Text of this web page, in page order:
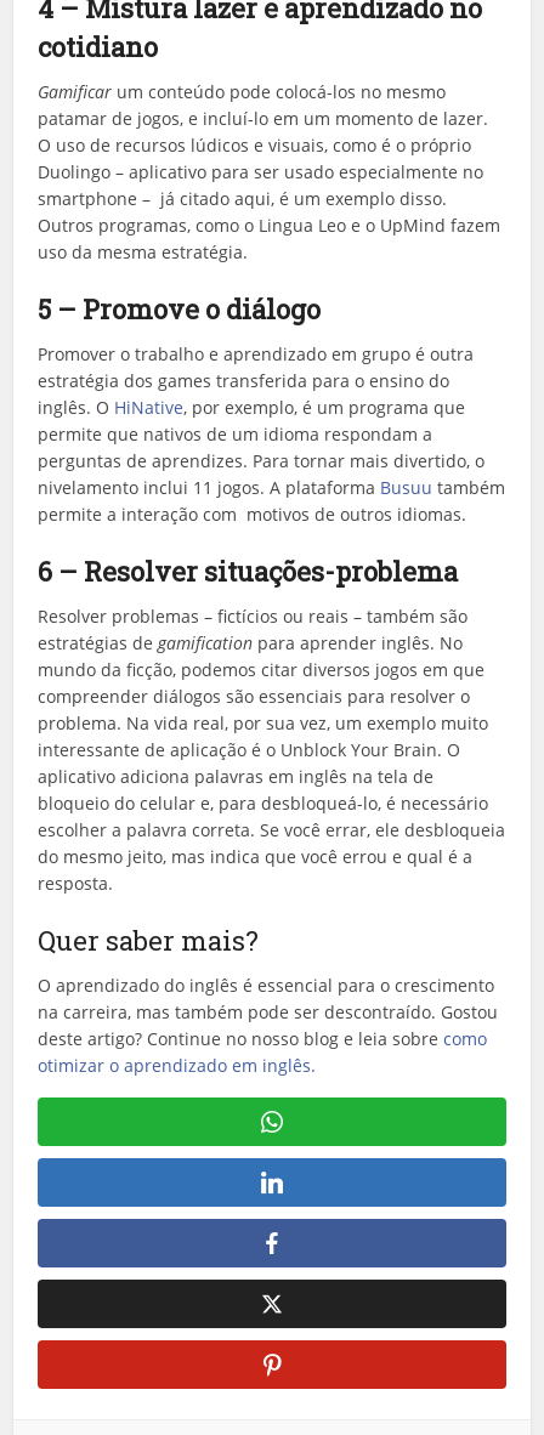
4 – Mistura lazer e aprendizado no
cotidiano
Gamificar um conteúdo pode colocá-los no mesmo
patamar de jogos, e incluí-lo em um momento de lazer.
O uso de recursos lúdicos e visuais, como é o próprio
Duolingo – aplicativo para ser usado especialmente no
smartphone – já citado aqui, é um exemplo disso.
Outros programas, como o Lingua Leo e o UpMind fazem
uso da mesma estratégia.
5 – Promove o diálogo
Promover o trabalho e aprendizado em grupo é outra
estratégia dos games transferida para o ensino do
inglês. O HiNative, por exemplo, é um programa que
permite que nativos de um idioma respondam a
perguntas de aprendizes. Para tornar mais divertido, o
nivelamento inclui 11 jogos. A plataforma Busuu também
permite a interação com motivos de outros idiomas.
6 – Resolver situações-problema
Resolver problemas – fictícios ou reais – também são
estratégias degamification para aprender inglês. No
mundo da ficção, podemos citar diversos jogos em que
compreender diálogos são essenciais para resolver o
problema. Na vida real, por sua vez, um exemplo muito
interessante de aplicação é o Unblock Your Brain. O
aplicativo adiciona palavras em inglês na tela de
bloqueio do celular e, para desbloqueá-lo, é necessário
escolher a palavra correta. Se você errar, ele desbloqueia
do mesmo jeito, mas indica que você errou e qual é a
resposta.
Quer saber mais?
O aprendizado do inglês é essencial para o crescimento
na carreira, mas também pode ser descontraído. Gostou
deste artigo? Continue no nosso blog e leia sobrecomo
otimizar o aprendizado em inglês.